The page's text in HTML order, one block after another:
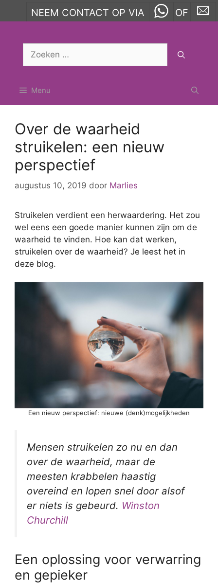
NEEM CONTACT OP VIA OF
Zoek
Menu
Over de waarheid
struikelen: een nieuw
perspectief
augustus 10, 2019 door Marlies
Struikelen verdient een herwaardering. Het zou
wel eens een goede manier kunnen zijn om de
waarheid te vinden. Hoe kan dat werken,
struikelen over de waarheid? Je leest het in
deze blog.
Een nieuw perspectief: nieuwe (denk)mogelijkheden
Mensen struikelen zo nu en dan
over de waarheid, maar de
meesten krabbelen haastig
overeind en lopen snel door alsof
er niets is gebeurd. Winston
Churchill
Een oplossing voor verwarring
en gepieker